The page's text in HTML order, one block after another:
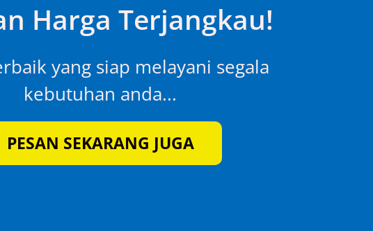
Harga Terjangkau!
yang siap melayani segala
kebutuhan anda...
PESAN SEKARANG JUGA